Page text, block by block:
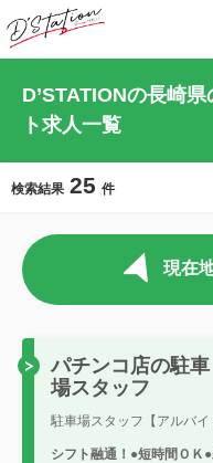
D’STATIONの長崎
ト求人一覧
検索結果 25 件
現在
パチンコ店の駐車
場スタッフ
駐車場スタッフ【アルバイ
シフト融通！●短時間ＯＫ